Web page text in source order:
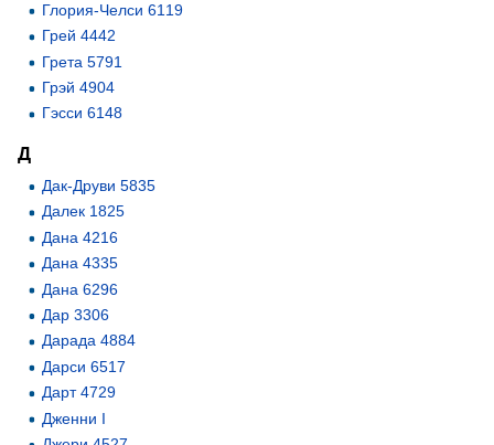
Глория-Челси 6119
Грей 4442
Грета 5791
Грэй 4904
Гэсси 6148
Д
Дак-Друви 5835
Далек 1825
Дана 4216
Дана 4335
Дана 6296
Дар 3306
Дарада 4884
Дарси 6517
Дарт 4729
Дженни I